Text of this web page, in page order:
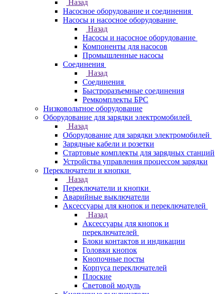
Назад
Насосное оборудование и соединения
Насосы и насосное оборудование
Назад
Насосы и насосное оборудование
Компоненты для насосов
Промышленные насосы
Соединения
Назад
Соединения
Быстроразъемные соединения
Ремкомплекты БРС
Низковольтное оборудование
Оборудование для зарядки электромобилей
Назад
Оборудование для зарядки электромобилей
Зарядные кабели и розетки
Стартовые комплекты для зарядных станций
Устройства управления процессом зарядки
Переключатели и кнопки
Назад
Переключатели и кнопки
Аварийные выключатели
Аксессуары для кнопок и переключателей
Назад
Аксессуары для кнопок и
переключателей
Блоки контактов и индикации
Головки кнопок
Кнопочные посты
Корпуса переключателей
Плоские
Световой модуль